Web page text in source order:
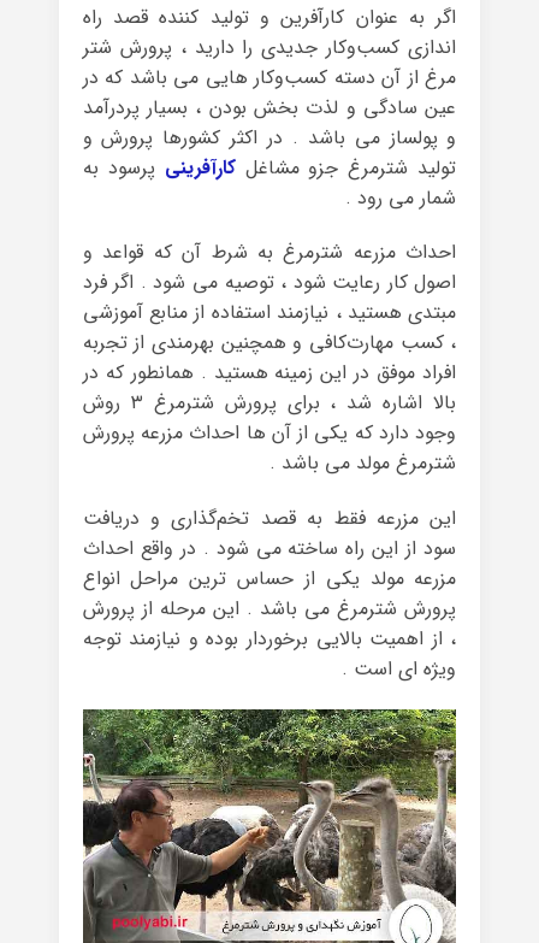
اگر به عنوان کارآفرین و تولید کننده قصد راه
اندازی کسب‌وکار جدیدی را دارید ، پرورش شتر
مرغ از آن دسته کسب‌وکار هایی می باشد که در
عین سادگی و لذت بخش بودن ، بسیار پردرآمد
و پولساز می باشد . در اکثر کشورها پرورش و
تولید شترمرغ جزو مشاغلکارآفرینی پرسود به
شمار می رود .
احداث مزرعه شترمرغ به شرط آن که قواعد و
اصول کار رعایت شود ، توصیه می شود . اگر فرد
مبتدی هستید ، نیازمند استفاده از منابع آموزشی
، کسب مهارت‌کافی و همچنین بهرمندی از تجربه
افراد موفق در این زمینه هستید . همانطور که در
بالا اشاره شد ، برای پرورش شترمرغ ۳ روش
وجود دارد که یکی از آن ها احداث مزرعه پرورش
شترمرغ مولد می باشد .
این مزرعه فقط به قصد تخم‌گذاری و دریافت
سود از این راه ساخته می شود . در واقع احداث
مزرعه مولد یکی از حساس ترین مراحل انواع
پرورش شترمرغ می باشد . این مرحله از پرورش
، از اهمیت بالایی برخوردار بوده و نیازمند توجه
ویژه ای است .